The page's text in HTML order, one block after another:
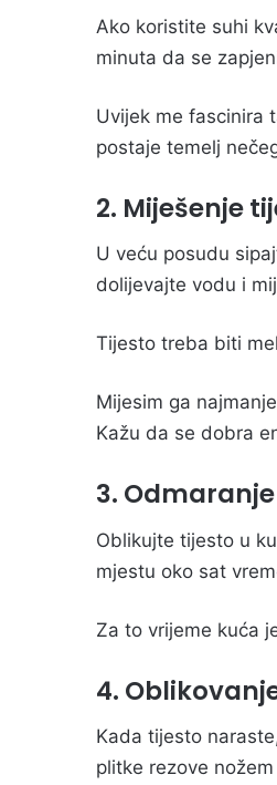
Ako koristite suhi
minuta da se
Uvijek me fascinira
postaje temelj
2. Miješenje
U veću posudu
dolijevajte vodu i
Tijesto treba biti
Mijesim ga
Kažu da se dobra
3. Odmaranje
Oblikujte tijesto u
mjestu oko sat
Za to vrijeme kuća
4.
Kada tijesto
plitke rezove